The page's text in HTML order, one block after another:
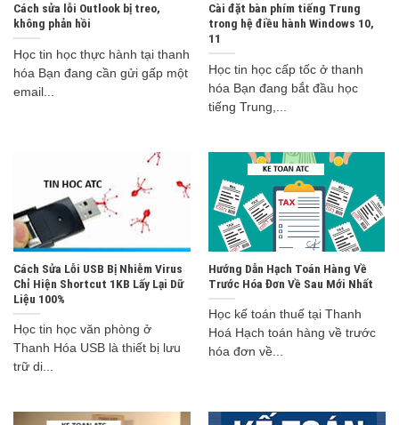
Cách sửa lỗi Outlook bị treo,
không phản hồi
Học tin học thực hành tại thanh
hóa Bạn đang cần gửi gấp một
email...
Cài đặt bàn phím tiếng Trung
trong hệ điều hành Windows 10,
11
Học tin học cấp tốc ở thanh
hóa Bạn đang bắt đầu học
tiếng Trung,...
Cách Sửa Lỗi USB Bị Nhiễm Virus
Chỉ Hiện Shortcut 1KB Lấy Lại Dữ
Liệu 100%
Học tin học văn phòng ở
Thanh Hóa USB là thiết bị lưu
trữ di...
Hướng Dẫn Hạch Toán Hàng Về
Trước Hóa Đơn Về Sau Mới Nhất
Học kế toán thuế tại Thanh
Hoá Hạch toán hàng về trước
hóa đơn về...